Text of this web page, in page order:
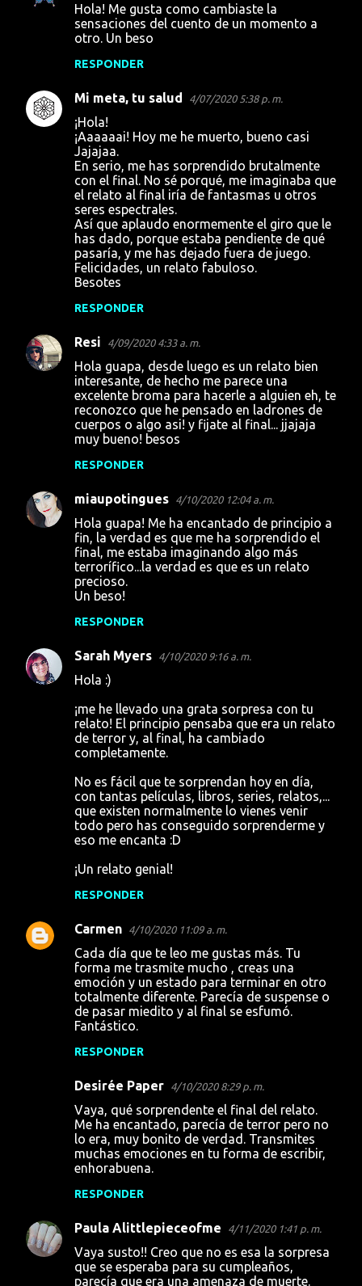
Hola! Me gusta como cambiaste la
sensaciones del cuento de un momento a
otro. Un beso
RESPONDER
Mi meta, tu salud 4/07/2020 5:38 p. m.
¡Hola!
¡Aaaaaai! Hoy me he muerto, bueno casi
Jajajaa.
En serio, me has sorprendido brutalmente
con el final. No sé porqué, me imaginaba que
el relato al final iría de fantasmas u otros
seres espectrales.
Así que aplaudo enormemente el giro que le
has dado, porque estaba pendiente de qué
pasaría, y me has dejado fuera de juego.
Felicidades, un relato fabuloso.
Besotes
RESPONDER
Resi 4/09/2020 4:33 a. m.
Hola guapa, desde luego es un relato bien
interesante, de hecho me parece una
excelente broma para hacerle a alguien eh, te
reconozco que he pensado en ladrones de
cuerpos o algo asi! y fijate al final... jjajaja
muy bueno! besos
RESPONDER
miaupotingues 4/10/2020 12:04 a. m.
Hola guapa! Me ha encantado de principio a
fin, la verdad es que me ha sorprendido el
final, me estaba imaginando algo más
terrorífico...la verdad es que es un relato
precioso.
Un beso!
RESPONDER
Sarah Myers 4/10/2020 9:16 a. m.
Hola :)
¡me he llevado una grata sorpresa con tu
relato! El principio pensaba que era un relato
de terror y, al final, ha cambiado
completamente.
No es fácil que te sorprendan hoy en día,
con tantas películas, libros, series, relatos,...
que existen normalmente lo vienes venir
todo pero has conseguido sorprenderme y
eso me encanta :D
¡Un relato genial!
RESPONDER
Carmen 4/10/2020 11:09 a. m.
Cada día que te leo me gustas más. Tu
forma me trasmite mucho , creas una
emoción y un estado para terminar en otro
totalmente diferente. Parecía de suspense o
de pasar miedito y al final se esfumó.
Fantástico.
RESPONDER
Desirée Paper 4/10/2020 8:29 p. m.
Vaya, qué sorprendente el final del relato.
Me ha encantado, parecía de terror pero no
lo era, muy bonito de verdad. Transmites
muchas emociones en tu forma de escribir,
enhorabuena.
RESPONDER
Paula Alittlepieceofme 4/11/2020 1:41 p. m.
Vaya susto!! Creo que no es esa la sorpresa
que se esperaba para su cumpleaños,
parecía que era una amenaza de muerte.